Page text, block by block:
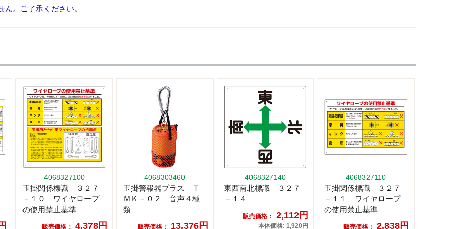
。ご了承ください。
4068327100
玉掛関係標識 ３２７
－１０ ワイヤロープ
の使用禁止基準
販売価格： 4,378円
4068303460
玉掛警報器プラス Ｔ
ＭＫ－０２ 音声４種
類
販売価格： 13,376円
4068327140
東西南北標識 ３２７
－１４
販売価格： 2,112円
本体価格: 1,920円
4068327110
玉掛関係標識 ３２７
－１１ ワイヤロープ
の使用禁止基準
販売価格： 2,838円